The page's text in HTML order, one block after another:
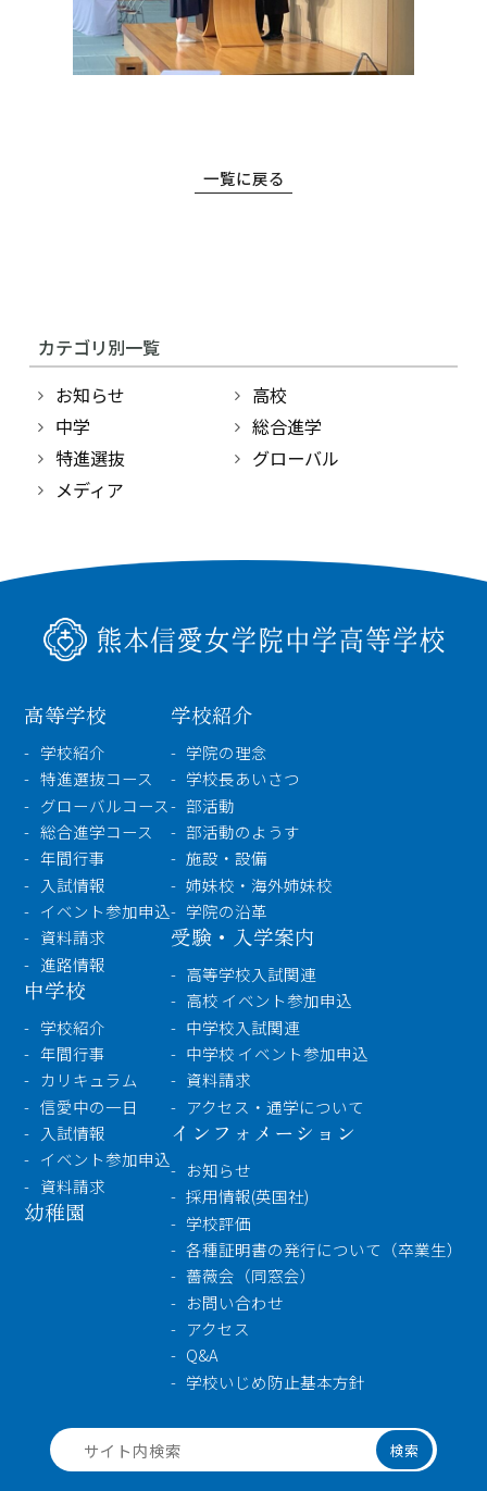
一覧に戻る
カテゴリ別一覧
お知らせ
高校
中学
総合進学
特進選抜
グローバル
メディア
高等学校
学校紹介
特進選抜コース
グローバルコース
総合進学コース
年間行事
入試情報
イベント参加申込
資料請求
進路情報
中学校
学校紹介
年間行事
カリキュラム
信愛中の一日
入試情報
イベント参加申込
資料請求
幼稚園
学校紹介
学院の理念
学校長あいさつ
部活動
部活動のようす
施設・設備
姉妹校・海外姉妹校
学院の沿革
受験・入学案内
高等学校入試関連
高校 イベント参加申込
中学校入試関連
中学校 イベント参加申込
資料請求
アクセス・通学について
インフォメーション
お知らせ
採用情報(英国社)
学校評価
各種証明書の発行について（卒業生）
薔薇会（同窓会）
お問い合わせ
アクセス
Q&A
学校いじめ防止基本方針
検索
インフォメーション
〒860-8557 熊本市中央区上林町3-18
096-354-5355